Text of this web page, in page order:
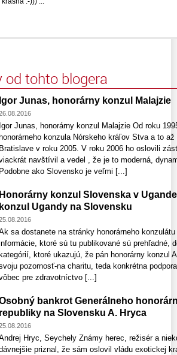
od tohto blogera
Igor Junas, honorárny konzul Malajzie
Igor Junas, honorárny konzul Malajzie Od roku
konzula Nórskeho kráľov Stva a to
Bratislave v roku 2005. V roku 2006 ho oslovili
navštívil a vedel , že je to moderná,
Podobne ako Slovensko je veľmi [...]
Honorárny konzul Slovenska v
konzul Ugandy na Slovensku
sa dostanete na stránky honorárneho
ktoré sú tu publikované sú prehľadné,
ktoré ukazujú, že pán honorárny konzul
pozornosť-na charitu, teda konkrétna
pre zdravotníctvo [...]
bankrot Generálneho
republiky na Slovensku A. Hryca
Hryc, Seychely Známy herec, režisér a
priznal, že sám oslovil vládu exotickej